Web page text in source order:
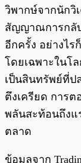
วิพากษ์จากนักวิ
สัญญาณการกลับ
อีกครั้ง อย่างไ
โดยเฉพาะในโ
เป็นสินทรัพย์ที่ป
ตึงเครียด การ
พลันสะท้อนถึงแ
ตลาด
ข้อมูลจาก